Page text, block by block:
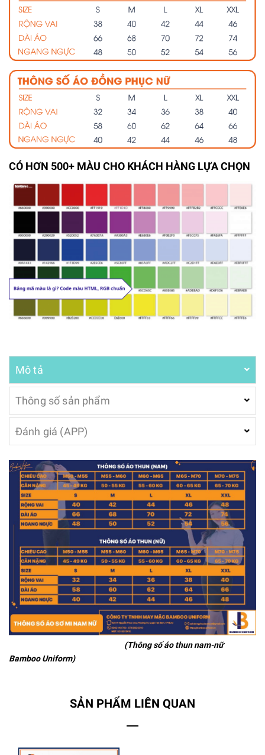
CÓ HƠN 500+ MÀU CHO KHÁCH HÀNG LỰA CHỌN
Mô tả
Thông số sản phẩm
Đánh giá (APP)
(Thông số áo thun nam-nữ
Bamboo Uniform)
SẢN PHẨM LIÊN QUAN